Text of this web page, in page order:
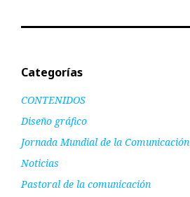
Categorías
CONTENIDOS
Diseño gráfico
Jornada Mundial de la Comunicación
Noticias
Pastoral de la comunicación